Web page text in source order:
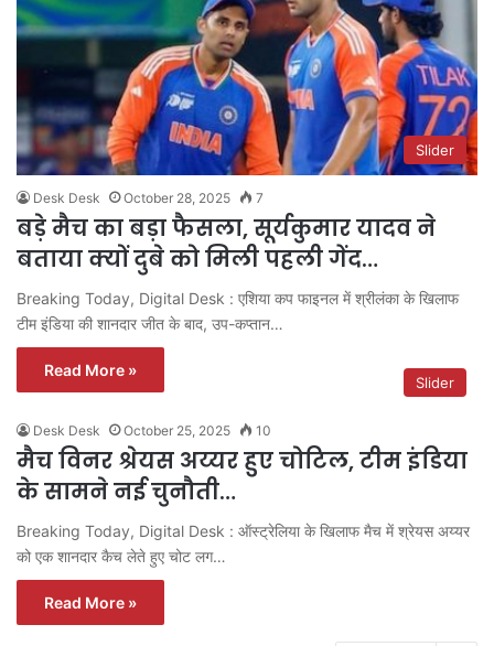
Slider
Desk Desk October 28, 2025 7
बड़े मैच का बड़ा फैसला, सूर्यकुमार यादव ने
बताया क्यों दुबे को मिली पहली गेंद…
Breaking Today, Digital Desk : एशिया कप फाइनल में श्रीलंका के खिलाफ
टीम इंडिया की शानदार जीत के बाद, उप-कप्तान…
Read More »
Slider
Desk Desk October 25, 2025 10
मैच विनर श्रेयस अय्यर हुए चोटिल, टीम इंडिया
के सामने नई चुनौती…
Breaking Today, Digital Desk : ऑस्ट्रेलिया के खिलाफ मैच में श्रेयस अय्यर
को एक शानदार कैच लेते हुए चोट लग…
Read More »